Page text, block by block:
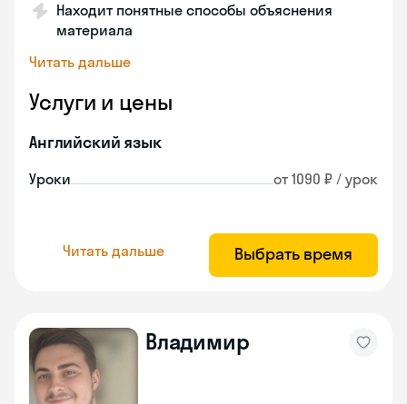
Находит понятные способы объяснения
материала
Читать дальше
Услуги и цены
Английский язык
Уроки от 1090 ₽ / урок
Читать дальше Выбрать время
Владимир